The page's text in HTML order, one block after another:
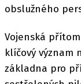
obslužného
Vojenská
klíčový význam
základna pro